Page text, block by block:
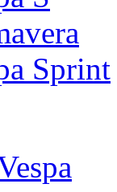
Sprint